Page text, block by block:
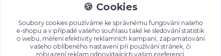
info@ejdesign.cz🍪 Cookies
Soubory cookies používáme ke správnému fungování našeho
e-shopu a v případě vašeho souhlasu také ke sledování statistik
o webu, měření efektivity reklamních kampaní, zapamatování
vašeho oblíbeného nastavení při používání stránek, či
zobrazení reklam odpovídajících vašim preferencí.